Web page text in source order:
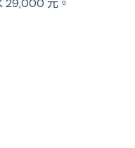
29,000 元。